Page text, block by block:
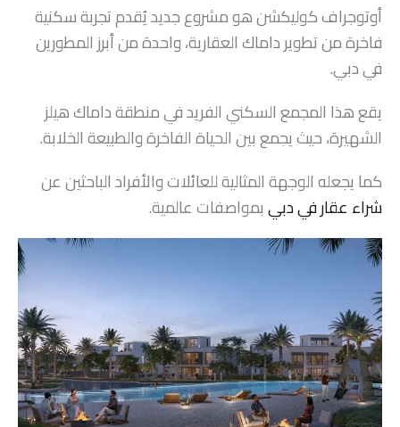
أوتوجراف كوليكشن هو مشروع جديد يُقدم تجربة سكنية
فاخرة من تطوير داماك العقارية، واحدة من أبرز المطورين
في دبي.
يقع هذا المجمع السكني الفريد في منطقة داماك هيلز
الشهيرة، حيث يجمع بين الحياة الفاخرة والطبيعة الخلابة.
كما يجعله الوجهة المثالية للعائلات والأفراد الباحثين عن
شراء عقار في دبيبمواصفات عالمية.